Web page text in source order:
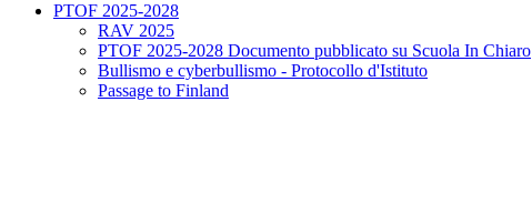
PTOF 2025-2028
RAV 2025
PTOF 2025-2028 Documento pubblicato su Scuola In Chiaro
Bullismo e cyberbullismo - Protocollo d'Istituto
Passage to Finland